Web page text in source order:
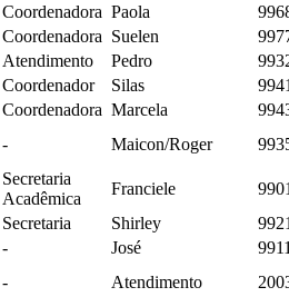
Coordenadora Paola
Coordenadora Suelen
Atendimento Pedro
Coordenador Silas
Coordenadora Marcela
- Maicon/Roger
Secretaria
Acadêmica
Franciele
Secretaria Shirley
- José
- Atendimento